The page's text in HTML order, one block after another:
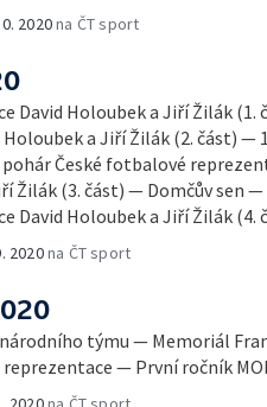
2020na ČT sport
David Holoubek a Jiří Žilák
a Jiří Žilák (2. část) —
České fotbalové
Žilák (3. část) — Domčův sen
David Holoubek a Jiří Žilák (4.
2020na ČT sport
národního týmu — Memoriál
— První ročník